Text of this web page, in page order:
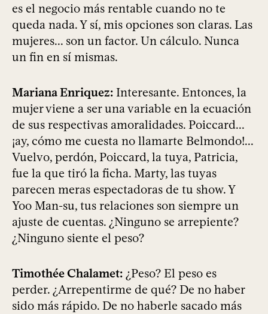
es el negocio más rentable cuando no te
queda nada. Y sí, mis opciones son claras. Las
mujeres... son un factor. Un cálculo. Nunca
un fin en sí mismas.
Mariana Enriquez: Interesante. Entonces, la
mujer viene a ser una variable en la ecuación
de sus respectivas amoralidades. Poiccard...
¡ay, cómo me cuesta no llamarte Belmondo!...
Vuelvo, perdón, Poiccard, la tuya, Patricia,
fue la que tiró la ficha. Marty, las tuyas
parecen meras espectadoras de tu show. Y
Yoo Man-su, tus relaciones son siempre un
ajuste de cuentas. ¿Ninguno se arrepiente?
¿Ninguno siente el peso?
Timothée Chalamet: ¿Peso? El peso es
perder. ¿Arrepentirme de qué? De no haber
sido más rápido. De no haberle sacado más